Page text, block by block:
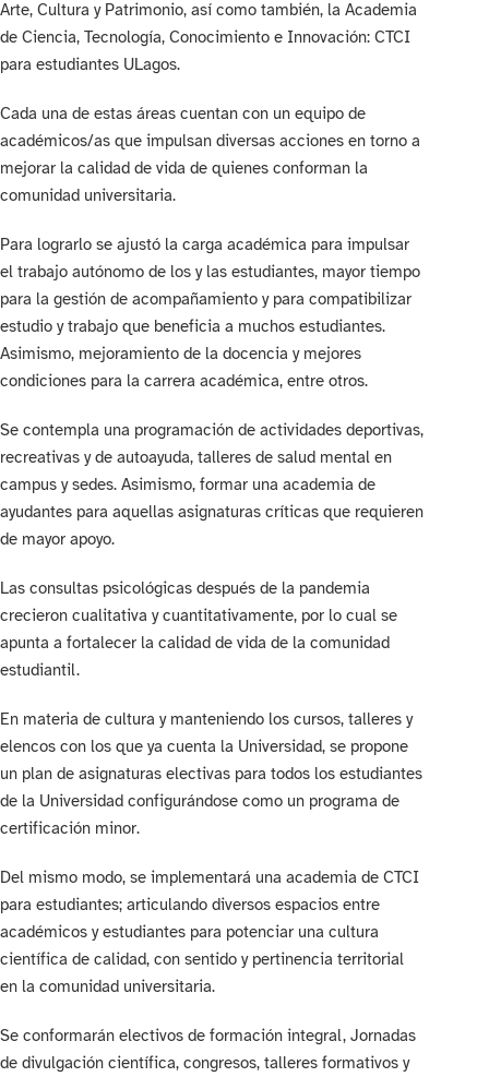
Arte, Cultura y Patrimonio, así como también, la Academia
de Ciencia, Tecnología, Conocimiento e Innovación: CTCI
para estudiantes ULagos.
Cada una de estas áreas cuentan con un equipo de
académicos/as que impulsan diversas acciones en torno a
mejorar la calidad de vida de quienes conforman la
comunidad universitaria.
Para lograrlo se ajustó la carga académica para impulsar
el trabajo autónomo de los y las estudiantes, mayor tiempo
para la gestión de acompañamiento y para compatibilizar
estudio y trabajo que beneficia a muchos estudiantes.
Asimismo, mejoramiento de la docencia y mejores
condiciones para la carrera académica, entre otros.
Se contempla una programación de actividades deportivas,
recreativas y de autoayuda, talleres de salud mental en
campus y sedes. Asimismo, formar una academia de
ayudantes para aquellas asignaturas críticas que requieren
de mayor apoyo.
Las consultas psicológicas después de la pandemia
crecieron cualitativa y cuantitativamente, por lo cual se
apunta a fortalecer la calidad de vida de la comunidad
estudiantil.
En materia de cultura y manteniendo los cursos, talleres y
elencos con los que ya cuenta la Universidad, se propone
un plan de asignaturas electivas para todos los estudiantes
de la Universidad configurándose como un programa de
certificación minor.
Del mismo modo, se implementará una academia de CTCI
para estudiantes; articulando diversos espacios entre
académicos y estudiantes para potenciar una cultura
científica de calidad, con sentido y pertinencia territorial
en la comunidad universitaria.
Se conformarán electivos de formación integral, Jornadas
de divulgación científica, congresos, talleres formativos y